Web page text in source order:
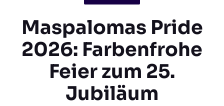
Maspalomas Pride
2026: Farbenfrohe
Feier zum 25.
Jubiläum